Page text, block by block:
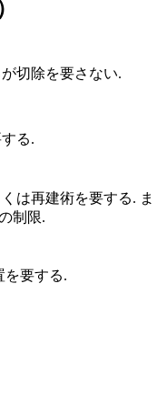
切除を要さない.
る.
は再建術を要する. ま
制限.
を要する.